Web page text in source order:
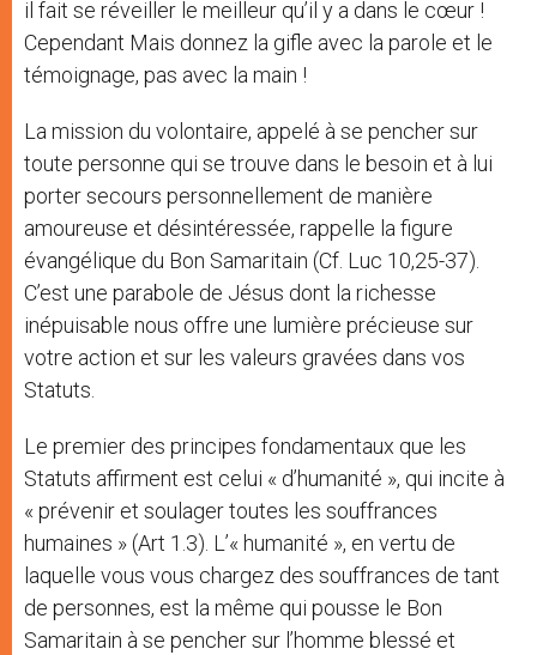
il fait se réveiller le meilleur qu’il y a dans le cœur !
Cependant Mais donnez la gifle avec la parole et le
témoignage, pas avec la main !
La mission du volontaire, appelé à se pencher sur
toute personne qui se trouve dans le besoin et à lui
porter secours personnellement de manière
amoureuse et désintéressée, rappelle la figure
évangélique du Bon Samaritain (Cf. Luc 10,25-37).
C’est une parabole de Jésus dont la richesse
inépuisable nous offre une lumière précieuse sur
votre action et sur les valeurs gravées dans vos
Statuts.
Le premier des principes fondamentaux que les
Statuts affirment est celui « d’humanité », qui incite à
« prévenir et soulager toutes les souffrances
humaines » (Art 1.3). L’« humanité », en vertu de
laquelle vous vous chargez des souffrances de tant
de personnes, est la même qui pousse le Bon
Samaritain à se pencher sur l’homme blessé et